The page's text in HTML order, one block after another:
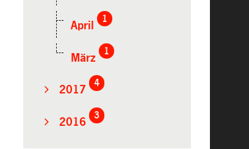
April
1
März
1
2017
4
2016
3